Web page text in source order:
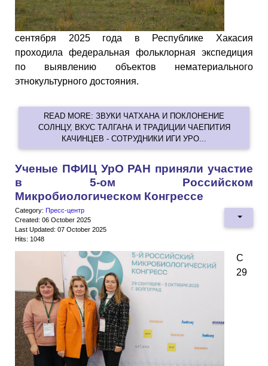
сентября 2025 года в Республике Хакасия
проходила федеральная фольклорная экспедиция
по выявлению объектов нематериального
этнокультурного достояния.
READ MORE: ЗВУКИ ЧАТХАНА И ПОКЛОНЕНИЕ
СОЛНЦУ, ВКУС ТАЛГАНА И ТРАДИЦИИ ЧАЕПИТИЯ
КАЧИНЦЕВ - СОТРУДНИКИ ИГИ УРО...
Ученые ПФИЦ УрО РАН приняли участие
в 5-ом Российском
Микробиологическом Конгрессе
Category: Пресс-центр
Created: 06 October 2025
Last Updated: 07 October 2025
Hits: 1048
С
29